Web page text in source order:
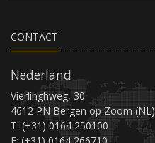
CONTACT
Nederland
Vierlinghweg, 30
4612 PN Bergen op Zoom (NL)
T: (+31) 0164 250100
F: (+31) 0164 266710